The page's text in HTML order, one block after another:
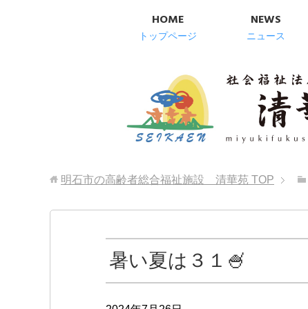
HOME
トップページ
NEWS
ニュース
明石市の高齢者総合福祉施設 清華苑 TOP
暑い夏は３１🍧